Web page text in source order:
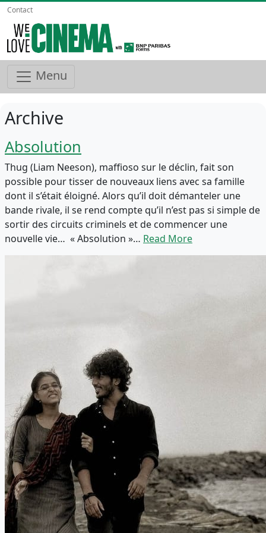
Contact
Menu
Archive
Absolution
Thug (Liam Neeson), maffioso sur le déclin, fait son
possible pour tisser de nouveaux liens avec sa famille
dont il s’était éloigné. Alors qu’il doit démanteler une
bande rivale, il se rend compte qu’il n’est pas si simple de
sortir des circuits criminels et de commencer une
nouvelle vie… « Absolution »… Read More